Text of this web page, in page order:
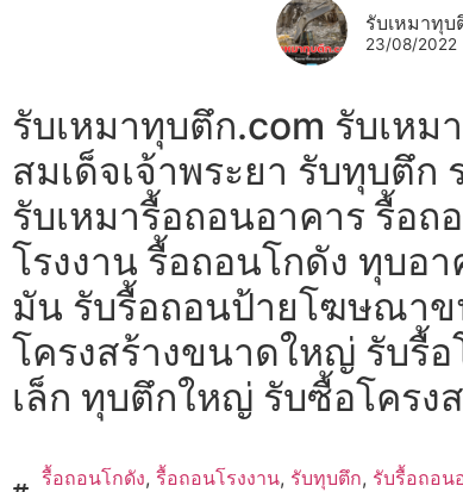
รับเหมาทุบ
23/08/2022
รับเหมาทุบตึก.com รับเห
สมเด็จเจ้าพระยา รับทุบตึก
รับเหมารื้อถอนอาคาร รื้อถ
โรงงาน รื้อถอนโกดัง ทุบอ
มัน รับรื้อถอนป้ายโฆษณา
โครงสร้างขนาดใหญ่ รับรื้อ
เล็ก ทุบตึกใหญ่ รับซื้อโครง
รื้อถอนโกดัง, รื้อถอนโรงงาน, รับทุบตึก, รับรื้อถอน